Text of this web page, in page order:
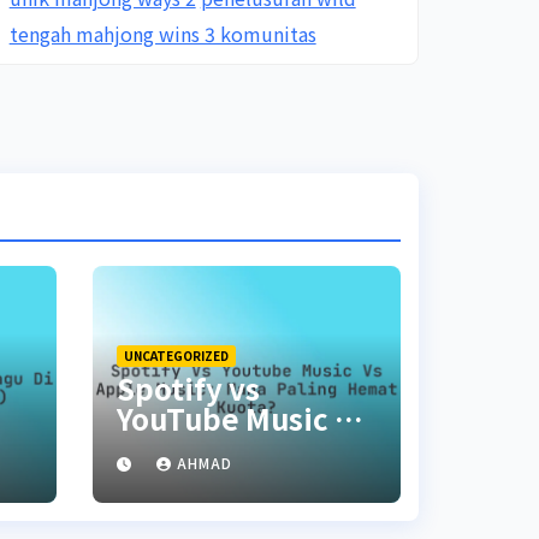
tengah mahjong wins 3 komunitas
UNCATEGORIZED
Spotify vs
YouTube Music vs
Apple Music:
Mana Paling
Hemat Kuota?
AHMAD